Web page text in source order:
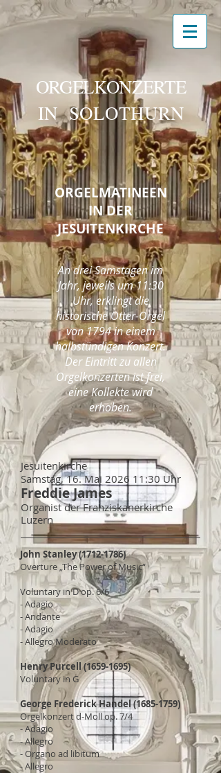
ORGELKONZERTE
IN SOLOTHURN
ORGELMATINEEN
IN DER
JESUITENKIRCHE
An dreiSamstagen im
Jahr, jeweils um 11:30
Uhr, erklingt die
historische Otter-Orgel
von 1794 in einem
halbstündigen Konzert.
Der Eintritt zu allen
Orgelkonzerten ist frei,
eine Kollekte wird
erhoben.
Jesuitenkirche
Samstag, 16. Mai 2026 11:30 Uhr
Freddie James
Organist der Franziskanerkirche
Luzern
John Stanley(1712-1786)
Overture „The Power of Music“
Voluntary in D op. 6/6
- Adagio
- Andante
- Adagio
- Allegro Moderato
Henry Purcell(1659-1695)
Voluntary in G
George Frederick Handel(1685-1759)
Orgelkonzert d-Moll op. 7/4
- Adagio
- Allegro
- Organo ad libitum
- Allegro